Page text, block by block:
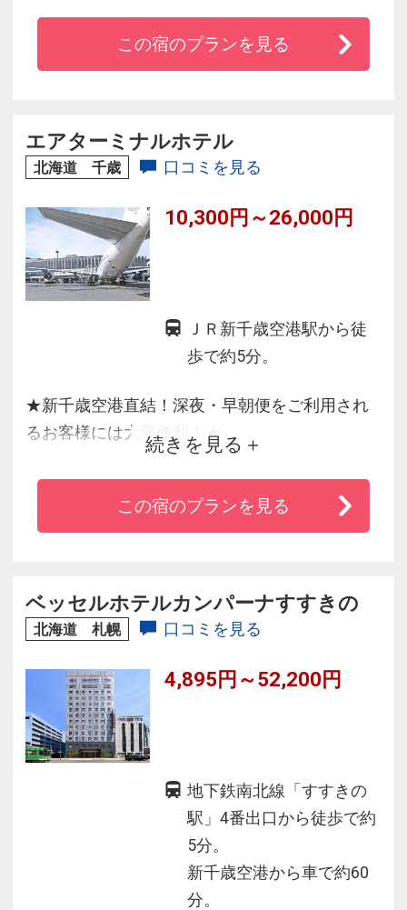
この宿のプランを見る
エアターミナルホテル
北海道 千歳 口コミを見る
10,300円～26,000円
ＪＲ新千歳空港駅から徒
歩で約5分。
★新千歳空港直結！深夜・早朝便をご利用され
るお客様には大変便利！★
ご宿泊のお客様は朝食を無料サービスしており
ます。
また、「新千歳空港温泉」も入場料無料でご利
い。
続きを見る
この宿のプランを見る
ベッセルホテルカンパーナすすきの
北海道 札幌 口コミを見る
4,895円～52,200円
地下鉄南北線「すすきの
駅」4番出口から徒歩で約
5分。
新千歳空港から車で約60
分。